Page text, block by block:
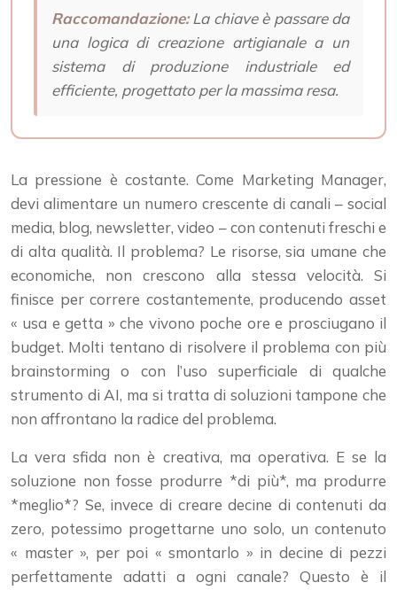
Raccomandazione:La chiave è passare da
una logica di creazione artigianale a un
sistema di produzione industriale ed
efficiente, progettato per la massima resa.
La pressione è costante. Come Marketing Manager,
devi alimentare un numero crescente di canali – social
media, blog, newsletter, video – con contenuti freschi e
di alta qualità. Il problema? Le risorse, sia umane che
economiche, non crescono alla stessa velocità. Si
finisce per correre costantemente, producendo asset
« usa e getta » che vivono poche ore e prosciugano il
budget. Molti tentano di risolvere il problema con più
brainstorming o con l’uso superficiale di qualche
strumento di AI, ma si tratta di soluzioni tampone che
non affrontano la radice del problema.
La vera sfida non è creativa, ma operativa. E se la
soluzione non fosse produrre *di più*, ma produrre
*meglio*? Se, invece di creare decine di contenuti da
zero, potessimo progettarne uno solo, un contenuto
« master », per poi « smontarlo » in decine di pezzi
perfettamente adatti a ogni canale? Questo è il